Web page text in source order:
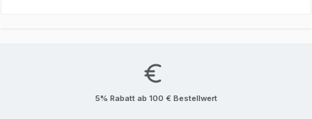
5% Rabatt ab 100 € Bestellwert